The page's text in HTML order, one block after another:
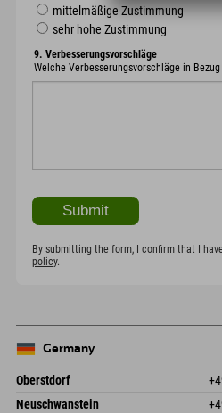
mittelmäßige Zustimmung
sehr hohe Zustimmung
9. Verbesserungsvorschläge
Welche Verbesserungsvorschläge in
By submitting the form, I confirm that I
policy.
Germany
Oberstdorf
An der Breitach 3
Neuschwanstein